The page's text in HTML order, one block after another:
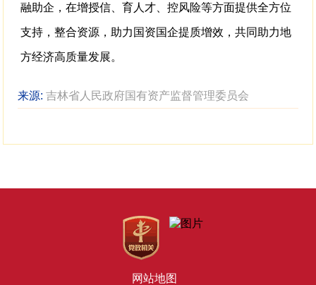
融助企，在增授信、育人才、控风险等方面提供全方位
支持，整合资源，助力国资国企提质增效，共同助力地
方经济高质量发展。
来源:吉林省人民政府国有资产监督管理委员会
网站地图